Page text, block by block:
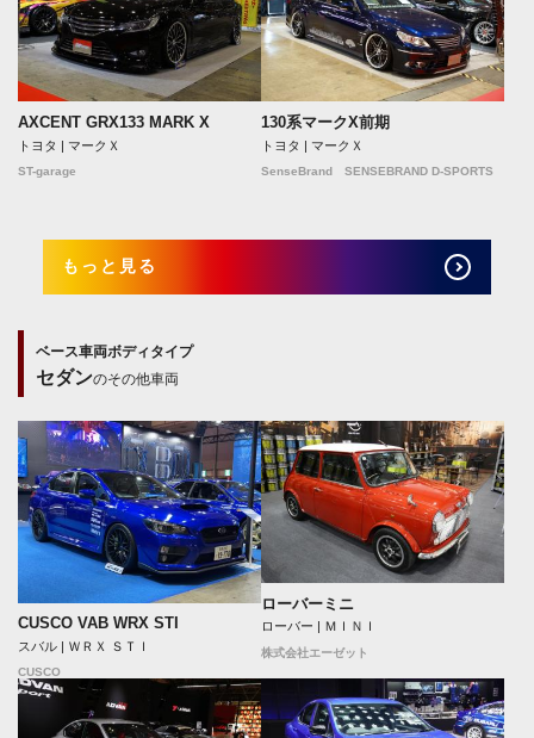
AXCENT GRX133 MARK X
トヨタ | マークＸ
ST-garage
130系マークX前期
トヨタ | マークＸ
SenseBrand SENSEBRAND D-SPORTS
もっと見る
ベース車両ボディタイプ
セダンのその他車両
CUSCO VAB WRX STI
スバル | ＷＲＸ ＳＴＩ
CUSCO
ローバーミニ
ローバー | ＭＩＮＩ
株式会社エーゼット